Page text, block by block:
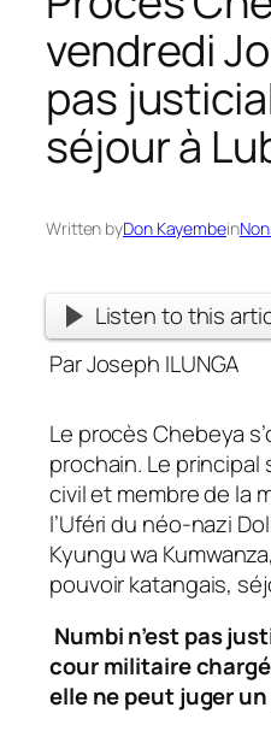
vendredi
pas
séjour à
Written byDon Kayembein
Listen to this
Par Joseph ILUNGA
Le procès Chebeya
prochain. Le principal
civil et membre de la
l’Uféri du néo-nazi
Kyungu wa
pouvoir katangais,
Numbi n’est pas
cour militaire
elle ne peut juger